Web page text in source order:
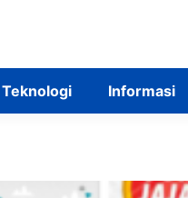
Teknologi Informasi